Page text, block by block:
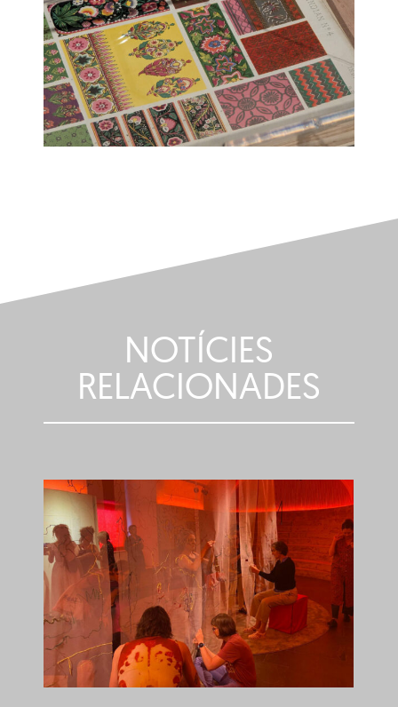
NOTÍCIES
RELACIONADES
Entrevista a Maria de
Lluc Serra